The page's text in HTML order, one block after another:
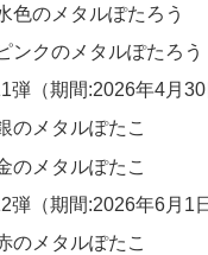
色のメタルぽたろう
ンクのメタルぽたろう
弾（期間:2026年4月30
のメタルぽたこ
のメタルぽたこ
弾（期間:2026年6月1
のメタルぽたこ